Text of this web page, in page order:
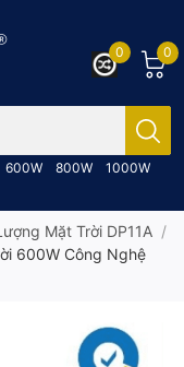
600W 800W 1000W
0
0
Mặt Trời DP11A /
600W Công Nghệ